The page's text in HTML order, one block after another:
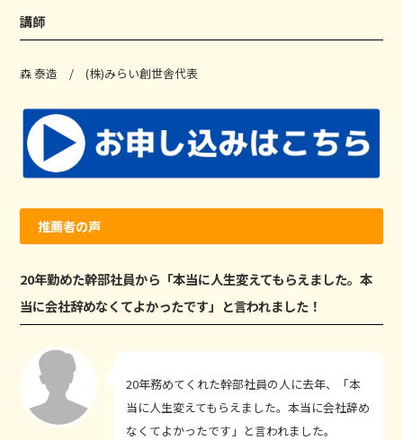
講師
森 泰造 / (株)みらい創世舎代表
推薦者の声
20年勤めた幹部社員から「本当に人生変えてもらえました。本
当に会社辞めなくてよかったです」と言われました！
20年務めてくれた幹部社員の人に去年、「本
当に人生変えてもらえました。本当に会社辞め
なくてよかったです」と言われました。